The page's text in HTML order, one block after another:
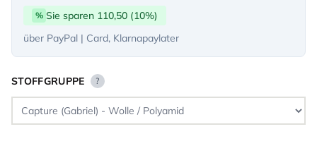
% Sie sparen 110,50 (10%)
über PayPal | Card, Klarnapaylater
STOFFGRUPPE ?